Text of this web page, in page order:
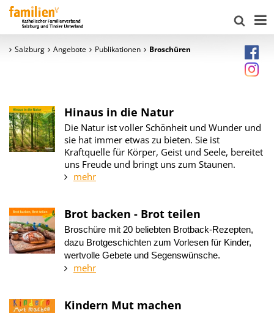
Salzburg Angebote Publikationen Broschüren
Hinaus in die Natur
Die Natur ist voller Schönheit und Wunder und
sie hat immer etwas zu bieten. Sie ist
Kraftquelle für Körper, Geist und Seele, bereitet
uns Freude und bringt uns zum Staunen.
mehr
Brot backen - Brot teilen
Broschüre mit 20 beliebten Brotback-Rezepten,
dazu Brotgeschichten zum Vorlesen für Kinder,
wertvolle Gebete und Segenswünsche.
mehr
Kindern Mut machen